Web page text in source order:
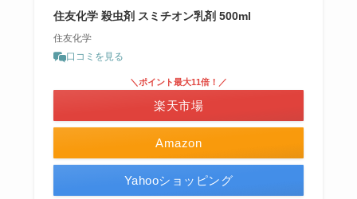
住友化学 殺虫剤 スミチオン乳剤 500ml
住友化学
口コミを見る
Amazon
＼ポイント最大11倍！／
楽天市場
Yahooショッピング